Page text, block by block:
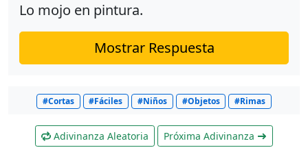
Lo mojo en pintura.
Mostrar Respuesta
#Cortas #Fáciles #Niños #Objetos #Rimas
Adivinanza Aleatoria Próxima Adivinanza